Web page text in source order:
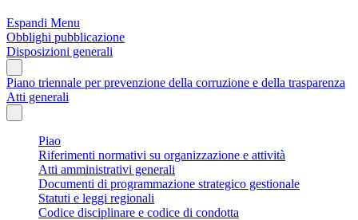
Espandi Menu
Obblighi pubblicazione
Disposizioni generali
Piano triennale per prevenzione della corruzione e della trasparenza
Atti generali
Piao
Riferimenti normativi su organizzazione e attività
Atti amministrativi generali
Documenti di programmazione strategico gestionale
Statuti e leggi regionali
Codice disciplinare e codice di condotta